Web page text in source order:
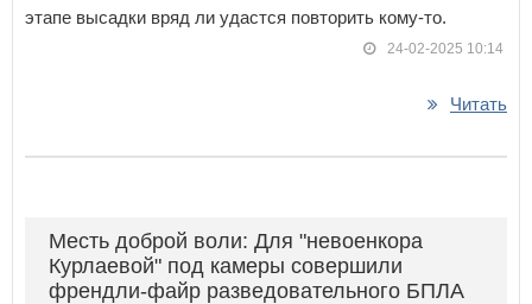
этапе высадки вряд ли удастся повторить кому-то.
24-02-2025 10:14
Читать
Месть доброй воли: Для "невоенкора
Курлаевой" под камеры совершили
френдли-файр разведовательного БПЛА